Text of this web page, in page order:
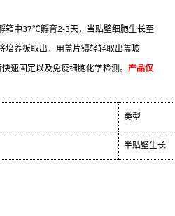
箱中37℃孵育2-3天，当贴壁细胞生长至
培养板取出，用盖片镊轻轻取出盖玻
速固定以及免疫细胞化学检测。 产品仅
类型
半贴壁生长